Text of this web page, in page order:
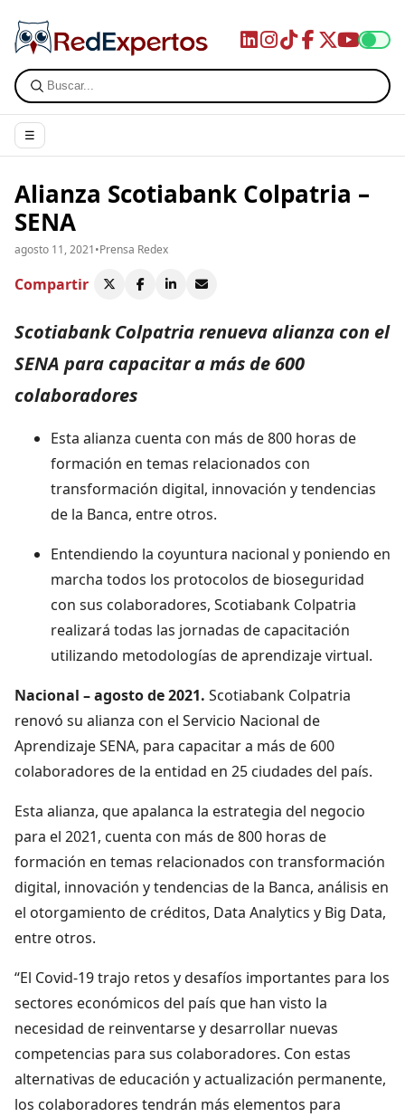
☰
Alianza Scotiabank Colpatria –
SENA
agosto 11, 2021•Prensa Redex
Compartir
Scotiabank Colpatria renueva alianza con el
SENA para capacitar a más de 600
colaboradores
Esta alianza cuenta con más de 800 horas de
formación en temas relacionados con
transformación digital, innovación y tendencias
de la Banca, entre otros.
Entendiendo la coyuntura nacional y poniendo en
marcha todos los protocolos de bioseguridad
con sus colaboradores, Scotiabank Colpatria
realizará todas las jornadas de capacitación
utilizando metodologías de aprendizaje virtual.
Nacional – agosto de 2021. Scotiabank Colpatria
renovó su alianza con el Servicio Nacional de
Aprendizaje SENA, para capacitar a más de 600
colaboradores de la entidad en 25 ciudades del país.
Esta alianza, que apalanca la estrategia del negocio
para el 2021, cuenta con más de 800 horas de
formación en temas relacionados con transformación
digital, innovación y tendencias de la Banca, análisis en
el otorgamiento de créditos, Data Analytics y Big Data,
entre otros.
“El Covid-19 trajo retos y desafíos importantes para los
sectores económicos del país que han visto la
necesidad de reinventarse y desarrollar nuevas
competencias para sus colaboradores. Con estas
alternativas de educación y actualización permanente,
los colaboradores tendrán más elementos para